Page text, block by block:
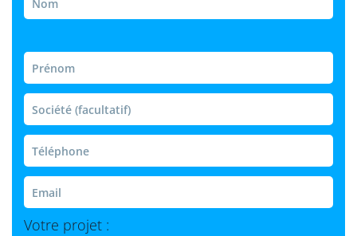
Votre projet :